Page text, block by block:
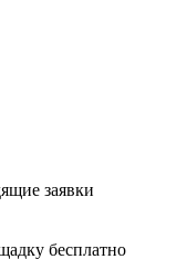
заявки
бесплатно